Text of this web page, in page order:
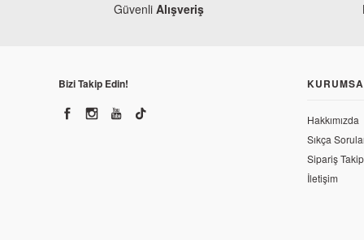
Güvenli Alışveriş
Bizi Takip Edin!
Hakkımızda
Sıkça
Sipariş Takip
İletişim